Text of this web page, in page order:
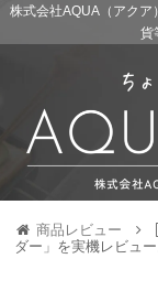
株式会社AQUA（アク
貨
商品レビュー
ダー」を実機レビュ